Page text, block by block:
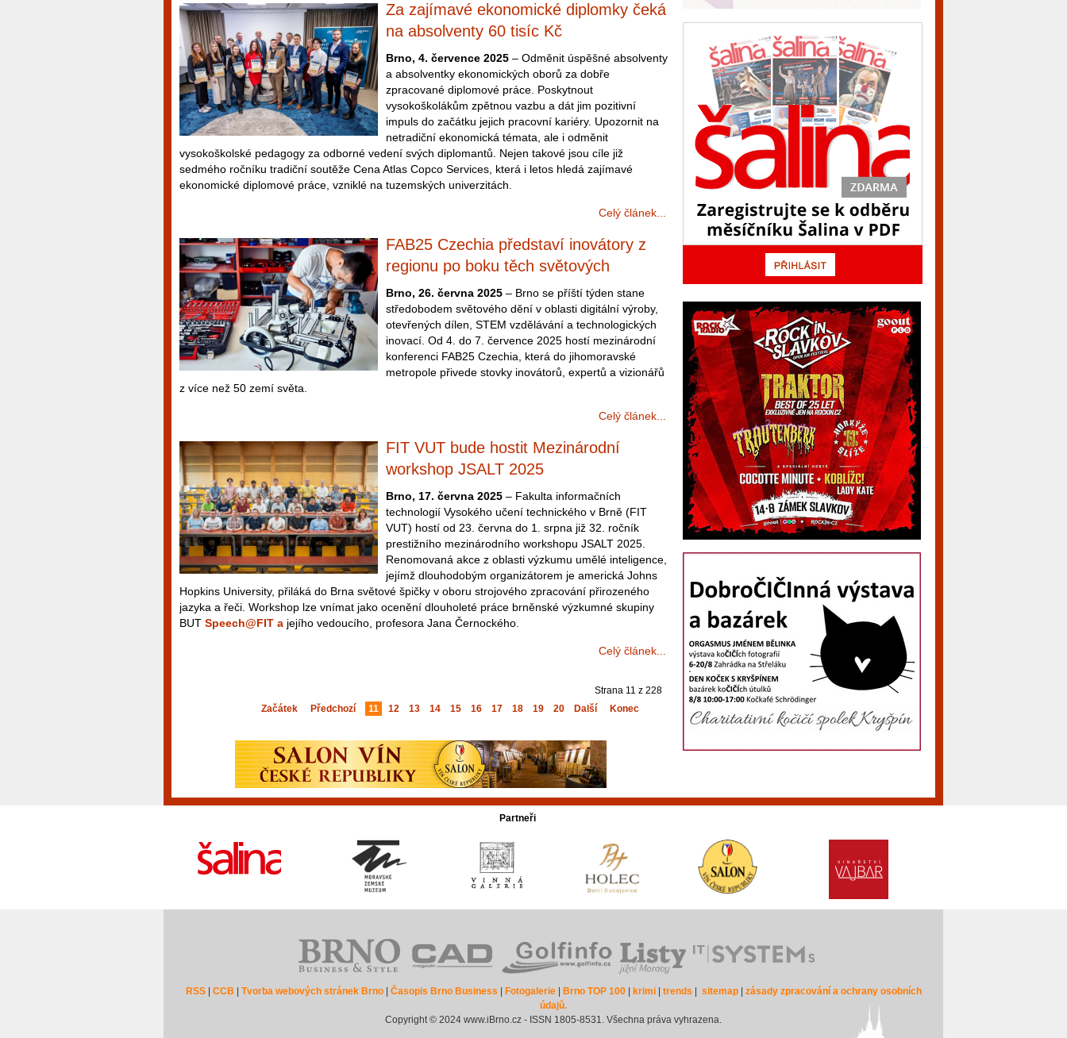
Za zajímavé ekonomické diplomky čeká
na absolventy 60 tisíc Kč
Brno, 4. července 2025 – Odměnit úspěšné absolventy
a absolventky ekonomických oborů za dobře
zpracované diplomové práce. Poskytnout
vysokoškolákům zpětnou vazbu a dát jim pozitivní
impuls do začátku jejich pracovní kariéry. Upozornit na
netradiční ekonomická témata, ale i odměnit
vysokoškolské pedagogy za odborné vedení svých diplomantů. Nejen takové jsou cíle již
sedmého ročníku tradiční soutěže Cena Atlas Copco Services, která i letos hledá zajímavé
ekonomické diplomové práce, vzniklé na tuzemských univerzitách.
Celý článek...
FAB25 Czechia představí inovátory z
regionu po boku těch světových
Brno, 26. června 2025 – Brno se příští týden stane
středobodem světového dění v oblasti digitální výroby,
otevřených dílen, STEM vzdělávání a technologických
inovací. Od 4. do 7. července 2025 hostí mezinárodní
konferenci FAB25 Czechia, která do jihomoravské
metropole přivede stovky inovátorů, expertů a vizionářů
z více než 50 zemí světa.
Celý článek...
FIT VUT bude hostit Mezinárodní
workshop JSALT 2025
Brno, 17. června 2025 – Fakulta informačních
technologií Vysokého učení technického v Brně (FIT
VUT) hostí od 23. června do 1. srpna již 32. ročník
prestižního mezinárodního workshopu JSALT 2025.
Renomovaná akce z oblasti výzkumu umělé inteligence,
jejímž dlouhodobým organizátorem je americká Johns
Hopkins University, přiláká do Brna světové špičky v oboru strojového zpracování přirozeného
jazyka a řeči. Workshop lze vnímat jako ocenění dlouholeté práce brněnské výzkumné skupiny
BUT Speech@FIT a jejího vedoucího, profesora Jana Černockého.
Celý článek...
Strana 11 z 228
Začátek
Předchozí 11 12 13 14 15 16 17 18 19 20 Další Konec
Partneři
RSS| CCB Tvorba webových stránek Brno| Časopis Brno Business Fotogalerie| Brno TOP 100| krimi| trends sitemap| zásady zpracování a ochrany osobních
údajů.
Copyright © 2024 www.iBrno.cz - ISSN 1805-8531. Všechna práva vyhrazena.